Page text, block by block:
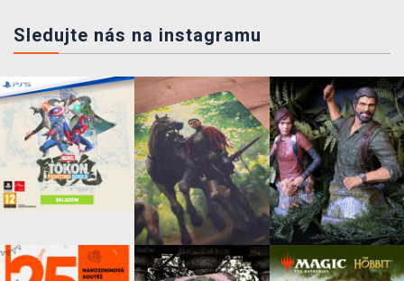
Sledujte nás na instagramu